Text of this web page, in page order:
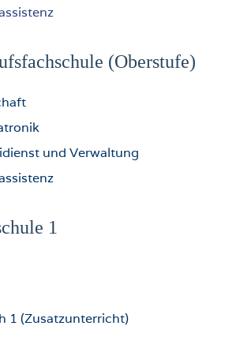
(Oberstufe)
und Verwaltung
1
1 (Zusatzunterricht)